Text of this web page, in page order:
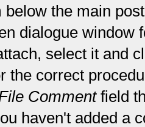
the main
dialogue window
select it and
the correct
Commentfield
haven't added a